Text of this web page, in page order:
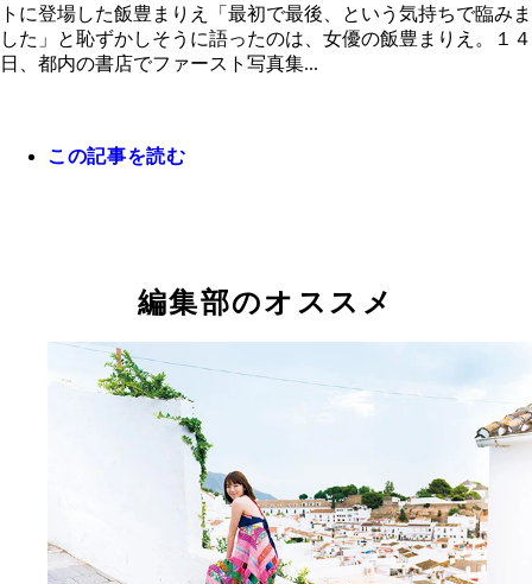
トに登場した飯豊まりえ「最初で最後、という気持ちで臨みま
した」と恥ずかしそうに語ったのは、女優の飯豊まりえ。１４
日、都内の書店でファースト写真集...
この記事を読む
編集部のオススメ